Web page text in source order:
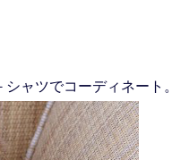
ャツでコーディネート。